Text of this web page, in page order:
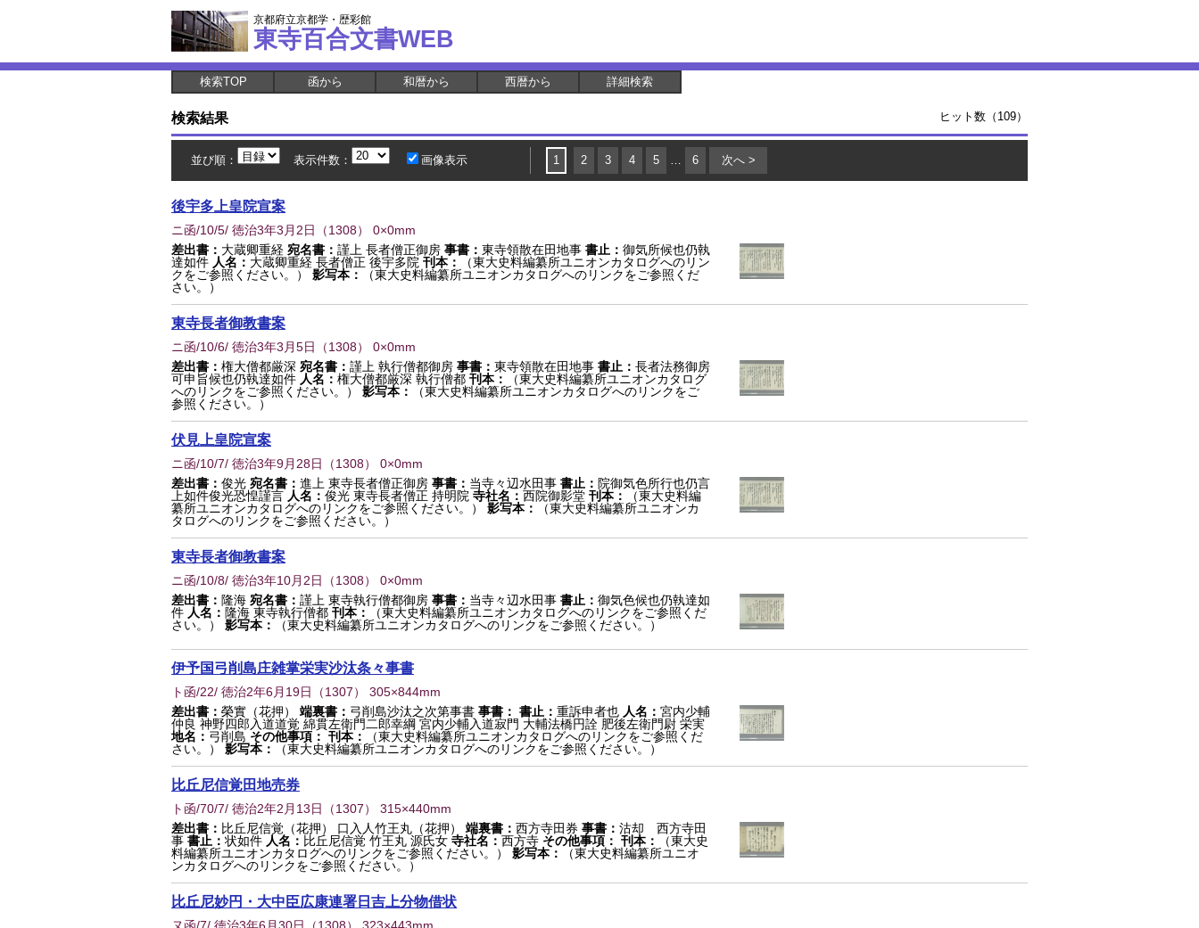
京都府立京都学・歴彩館
東寺百合文書WEB
検索TOP 函から 和暦から 西暦から 詳細検索
検索結果 ヒット数（109）
並び順： 表示件数： 画像表示 1 2 3 4 5 … 6 次へ >
後宇多上皇院宣案
ニ函/10/5/ 徳治3年3月2日 （1308） 0×0mm
差出書： 大蔵卿重経 宛名書： 謹上 長者僧正御房 事書： 東寺領散在田地事 書止： 御気所候也仍執
達如件 人名： 大蔵卿重経 長者僧正 後宇多院 刊本：
（東大史料編纂所ユニオンカタログへのリン
クをご参照ください。）
影写本：
（東大史料編纂所ユニオンカタログへのリンクをご参照くだ
さい。）
東寺長者御教書案
ニ函/10/6/ 徳治3年3月5日 （1308） 0×0mm
差出書： 権大僧都厳深 宛名書： 謹上 執行僧都御房 事書： 東寺領散在田地事 書止： 長者法務御房
可申旨候也仍執達如件 人名： 権大僧都厳深 執行僧都 刊本：
（東大史料編纂所ユニオンカタログ
へのリンクをご参照ください。）
影写本：
（東大史料編纂所ユニオンカタログへのリンクをご
参照ください。）
伏見上皇院宣案
ニ函/10/7/ 徳治3年9月28日 （1308） 0×0mm
差出書： 俊光 宛名書： 進上 東寺長者僧正御房 事書： 当寺々辺水田事 書止： 院御気色所行也仍言
上如件俊光恐惶謹言 人名： 俊光 東寺長者僧正 持明院 寺社名： 西院御影堂 刊本：
（東大史料編
纂所ユニオンカタログへのリンクをご参照ください。）
影写本：
（東大史料編纂所ユニオンカ
タログへのリンクをご参照ください。）
東寺長者御教書案
ニ函/10/8/ 徳治3年10月2日 （1308） 0×0mm
差出書： 隆海 宛名書： 謹上 東寺執行僧都御房 事書： 当寺々辺水田事 書止： 御気色候也仍執達如
件 人名： 隆海 東寺執行僧都 刊本：
（東大史料編纂所ユニオンカタログへのリンクをご参照くだ
さい。）
影写本： （東大史料編纂所ユニオンカタログへのリンクをご参照ください。）
伊予国弓削島庄雑掌栄実沙汰条々事書
ト函/22/ 徳治2年6月19日 （1307） 305×844mm
差出書： 榮實（花押） 端裏書： 弓削島沙汰之次第事書 事書： 書止： 重訴申者也 人名： 宮内少輔
仲良 神野四郎入道道覚 綿貫左衛門二郎幸綱 宮内少輔入道寂門 大輔法橋円詮 肥後左衛門尉 栄実
地名： 弓削島 その他事項： 刊本：
（東大史料編纂所ユニオンカタログへのリンクをご参照くだ
さい。）
影写本： （東大史料編纂所ユニオンカタログへのリンクをご参照ください。）
比丘尼信覚田地売券
ト函/70/7/ 徳治2年2月13日 （1307） 315×440mm
差出書： 比丘尼信覚（花押） 口入人竹王丸（花押） 端裏書： 西方寺田券 事書： 沽却 西方寺田
事 書止： 状如件 人名： 比丘尼信覚 竹王丸 源氏女 寺社名： 西方寺 その他事項： 刊本：
（東大史
料編纂所ユニオンカタログへのリンクをご参照ください。）
影写本：
（東大史料編纂所ユニオ
ンカタログへのリンクをご参照ください。）
比丘尼妙円・大中臣広康連署日吉上分物借状